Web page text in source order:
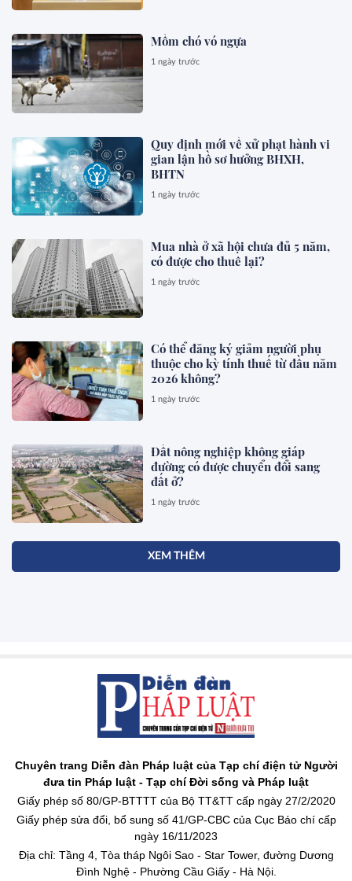
Mồm chó vó ngựa
1 ngày trước
Quy định mới về xử phạt hành vi
gian lận hồ sơ hưởng BHXH,
BHTN
1 ngày trước
Mua nhà ở xã hội chưa đủ 5 năm,
có được cho thuê lại?
1 ngày trước
Có thể đăng ký giảm người phụ
thuộc cho kỳ tính thuế từ đầu năm
2026 không?
1 ngày trước
Đất nông nghiệp không giáp
đường có được chuyển đổi sang
đất ở?
1 ngày trước
XEM THÊM
Chuyên trang Diễn đàn Pháp luật của Tạp chí điện tử Người
đưa tin Pháp luật - Tạp chí Đời sống và Pháp luật
Giấy phép số 80/GP-BTTTT của Bộ TT&TT cấp ngày 27/2/2020
Giấy phép sửa đổi, bổ sung số 41/GP-CBC của Cục Báo chí cấp
ngày 16/11/2023
Địa chỉ: Tầng 4, Tòa tháp Ngôi Sao - Star Tower, đường Dương
Đình Nghệ - Phường Cầu Giấy - Hà Nội.